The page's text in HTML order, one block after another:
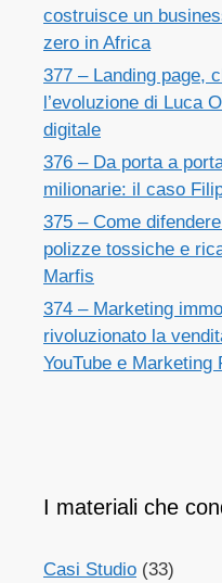
costruisce un
zero in Africa
377 – Landing page,
l’evoluzione di Luca
digitale
376 – Da porta a
milionarie: il caso
375 – Come
polizze tossiche e
Marfis
374 – Marketing
rivoluzionato la
YouTube e Marketing
I materiali che
Casi Studio (33)